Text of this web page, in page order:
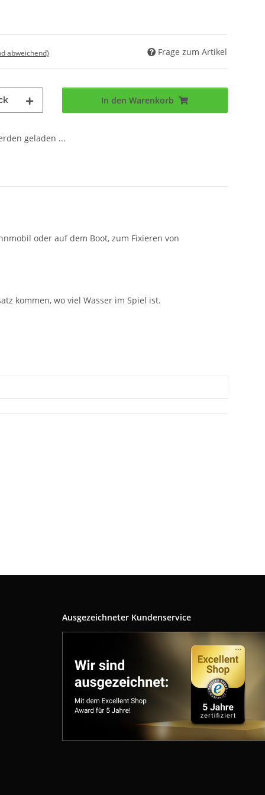
abweichend) Frage zum Artikel
In den Warenkorb
geladen ...
oder auf dem Boot, zum Fixieren von
kommen, wo viel Wasser im Spiel ist.
Ausgezeichneter Kundenservice